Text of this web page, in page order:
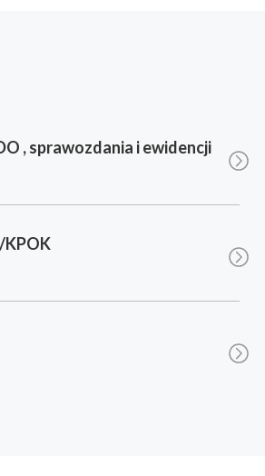
, sprawozdania i ewidencji
KPOK